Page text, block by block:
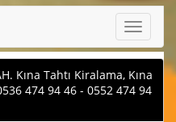
Toggle
Kına Tahtı Kiralama, Kına
474 94 46 - 0552 474 94